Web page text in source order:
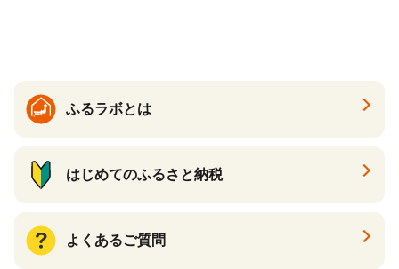
ふるラボとは
はじめてのふるさと納税
よくあるご質問